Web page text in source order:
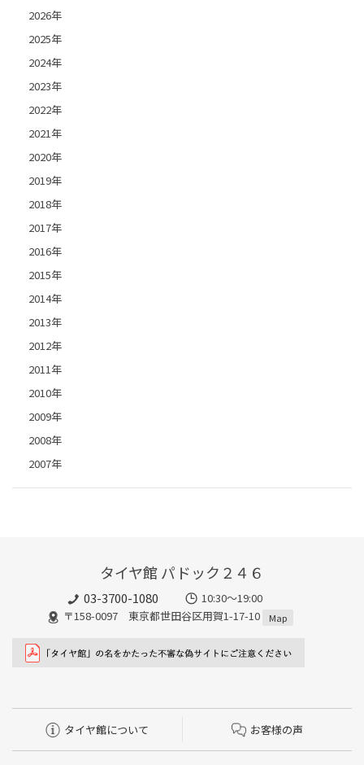
2026年
2025年
2024年
2023年
2022年
2021年
2020年
2019年
2018年
2017年
2016年
2015年
2014年
2013年
2012年
2011年
2010年
2009年
2008年
2007年
タイヤ館 パドック２４６
03-3700-1080
10:30～19:00
〒158-0097 東京都世田谷区用賀1-17-10
Map
タイヤ館について お客様の声